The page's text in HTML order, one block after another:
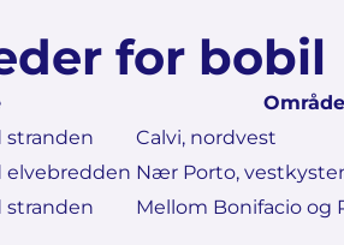
for bobil
Område
stranden
Calvi, nordvest
elvebredden Nær Porto,
stranden Mellom Bonifacio og